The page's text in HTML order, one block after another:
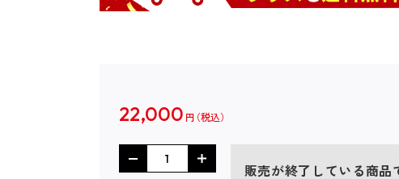
22,000 円
販売が終了している商品